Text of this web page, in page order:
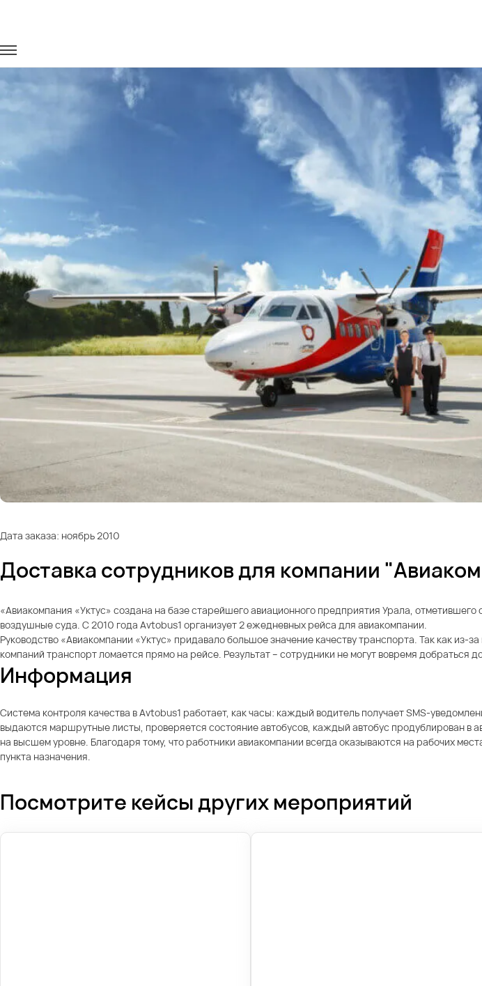
Дата заказа: ноябрь 2010
Доставка сотрудников для компании
«Авиакомпания «Уктус» создана на базе старейшего авиационного предприятия Урала,
воздушные суда. С 2010 года Avtobus1 организует 2 ежедневных рейса для авиакомпании.
Руководство «Авиакомпании «Уктус» придавало большое значение качеству транспорта. Так как
компаний транспорт ломается прямо на рейсе. Результат – сотрудники не могут вовремя добраться
Информация
Система контроля качества в Avtobus1 работает, как часы: каждый водитель получает SMS-
выдаются маршрутные листы, проверяется состояние автобусов, каждый автобус продублирован в
на высшем уровне. Благодаря тому, что работники авиакомпании всегда оказываются на рабочих
пункта назначения.
Посмотрите кейсы других мероприятий